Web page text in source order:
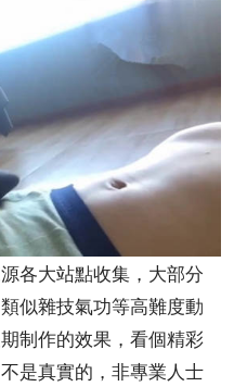
各大站點收集，大部分
似雜技氣功等高難度動
制作的效果，看個精彩
是真實的，非專業人士